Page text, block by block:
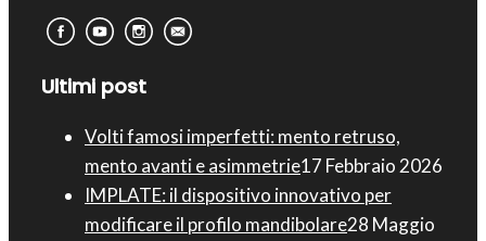
Ultimi post
Volti famosi imperfetti: mento retruso,
mento avanti e asimmetrie17 Febbraio 2026
IMPLATE: il dispositivo innovativo per
modificare il profilo mandibolare28 Maggio